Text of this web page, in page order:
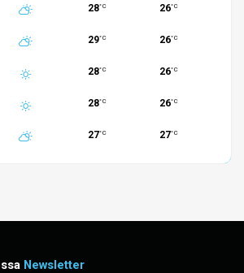
28°C 26°C
29°C 26°C
28°C 26°C
28°C 26°C
27°C 27°C
Newsletter